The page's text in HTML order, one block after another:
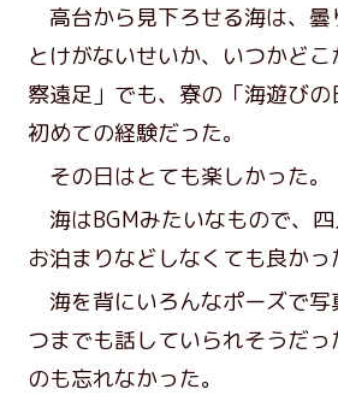
高台から見下ろせる海は、曇
とけがないせいか、いつかど
察遠足」でも、寮の「海遊び
初めての経験だった。
その日はとても楽しかった。
海はBGMみたいなもので、
お泊まりなどしなくても良かっ
海を背にいろんなポーズで写
つまでも話していられそうだ
のも忘れなかった。